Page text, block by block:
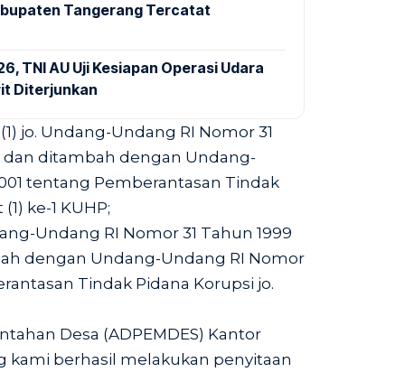
Tangerang Tercatat
TNI AU Uji Kesiapan Operasi Udara
Diterjunkan
(1) jo. Undang-Undang RI Nomor 31
dan ditambah dengan Undang-
tentang Pemberantasan Tindak
ke-1 KUHP;
Undang RI Nomor 31 Tahun 1999
dengan Undang-Undang RI Nomor
Tindak Pidana Korupsi jo.
Desa (ADPEMDES) Kantor
kami berhasil melakukan penyitaan